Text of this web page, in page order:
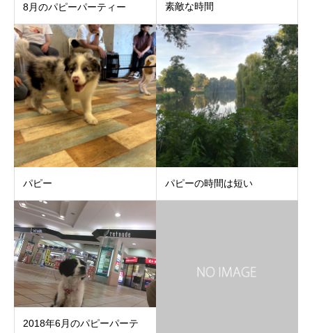
8月のパピーパーティー 素敵な時間
パピー パピーの時間は短い
2018年6月のパピーパーテ